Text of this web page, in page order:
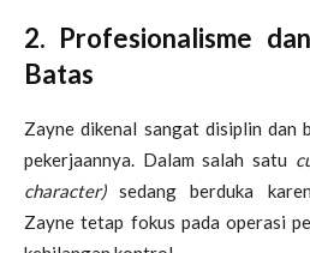
2. Profesionalisme
Batas
Zayne dikenal sangat disiplin dan
pekerjaannya. Dalam salah satu
character)sedang berduka
Zayne tetap fokus pada operasi